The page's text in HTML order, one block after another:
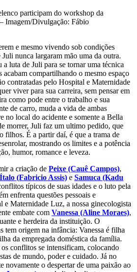
participam do workshop da
Imagem/Divulgação: Fábio
e mesmo vivendo sob condições
nunca largaram mão uma da outra.
luta de Juli para se tornar uma técnica
acabam compartilhando o mesmo espaço
contratadas pelo Hospital e Maternidade
viver para sua carreira, sem pensar em
como pode entre o trabalho e sua
de carro, muda a vida de ambas
no local do acidente e somente a Bella
morrer, Juli faz um ultimo pedido, que
filhos. É a partir daí, é que a trama de
mostrando os limites e a potência
humor, romance e leveza.
a criação de Peixe (Cauê Campos),
Ítalo (Fabricio Assis) e Samuca (Kadu
típicos de suas idades e o luto pela
enfrenta questões pessoais e
Maternidade Luz, a nossa ginecologista
embate com Vanessa (Aline Moraes),
e herdeira da instituição. O
tem origem na infância: Vanessa é filha
da empregada doméstica da família.
conflitos se intensificam, colocando
de mundo, poder e cuidado. Já no
novamente o despertar de uma paixão ao